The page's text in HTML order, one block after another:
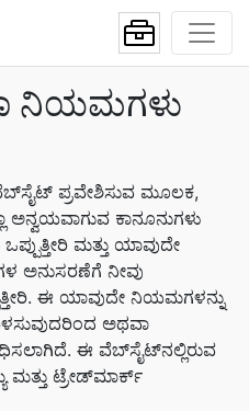
ನಿಯಮಗಳು
ಪ್ರವೇಶಿಸುವ ಮೂಲಕ,
ಕಾನೂನುಗಳು
ಮತ್ತು ಯಾವುದೇ
ಅನುಸರಣೆಗೆ ನೀವು
ಈ ಯಾವುದೇ ನಿಯಮಗಳನ್ನು
ಅಥವಾ
ಈ ವೆಬ್‌ಸೈಟ್‌ನಲ್ಲಿರುವ
ಮತ್ತು ಟ್ರೇಡ್‌ಮಾರ್ಕ್